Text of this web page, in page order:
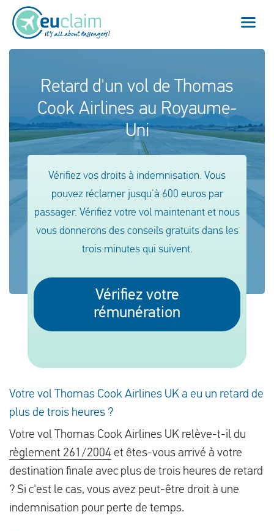
Contact
Français
Vol annulé
Vol retardé
Connexion manquée
Refus d'embarquement
Notre service
Retard d'un vol de Thomas
Cook Airlines au Royaume-
Uni
Vérifiez vos droits à indemnisation. Vous
pouvez réclamer jusqu'à 600 euros par
passager. Vérifiez votre vol maintenant et nous
vous donnerons des conseils gratuits dans les
trois minutes qui suivent.
Vérifiez votre
rémunération
Votre vol Thomas Cook Airlines UK a eu un retard de
plus de trois heures ?
Votre vol Thomas Cook Airlines UK relève-t-il du
règlement 261/2004 et êtes-vous arrivé à votre
destination finale avec plus de trois heures de retard
? Si c'est le cas, vous avez peut-être droit à une
indemnisation pour perte de temps.